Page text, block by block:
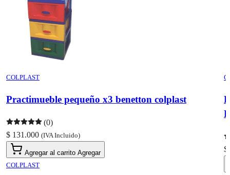
COLPLAST
Practimueble pequeño x3 benetton colplast
(0)
$ 131.000 (IVA Incluido)
Agregar al carrito Agregar
COLPLAST
$